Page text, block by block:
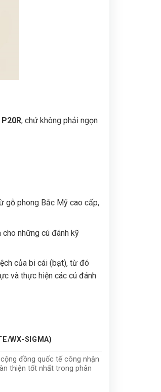
, chứ không phải ngọn
gỗ phong Bắc Mỹ cao cấp,
những cú đánh kỹ
của bi cái (bạt), từ đó
và thực hiện các cú đánh
WX-SIGMA)
đồng quốc tế công nhận
thiện tốt nhất trong phân